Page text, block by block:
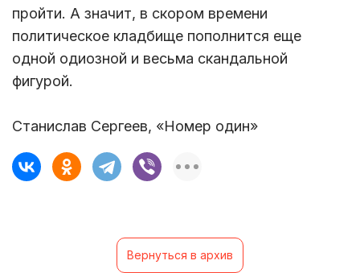
пройти. А значит, в скором времени
политическое кладбище пополнится еще
одной одиозной и весьма скандальной
фигурой.
Станислав Сергеев, «Номер один»
Вернуться в архив